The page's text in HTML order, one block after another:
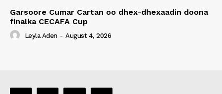
Garsoore Cumar Cartan oo dhex-dhexaadin doona
finalka CECAFA Cup
Leyla Aden - August 4, 2026